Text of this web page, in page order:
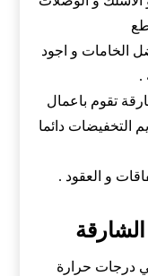
الخامات و اجود
.
تقوم باعمال
التخفيضات دائما
و العقود .
درجات حرارة